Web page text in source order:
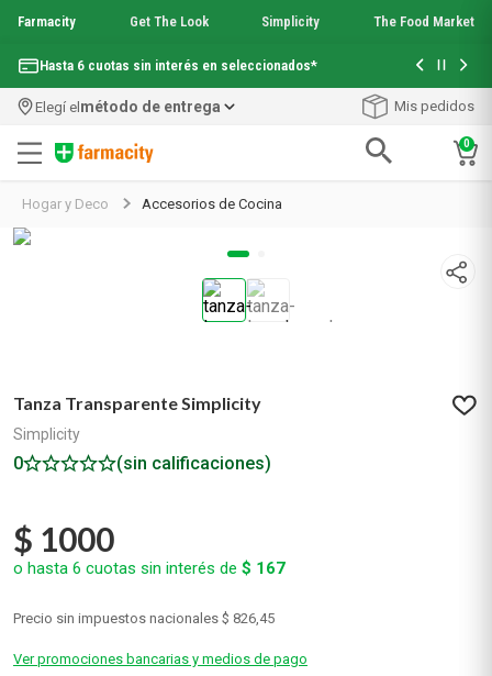
Farmacity Get The Look Simplicity The Food Market
Hasta 6 cuotas sin interés en seleccionados*
Con tu
¡Envío
Elegí elmétodo de entrega Mis pedidos
0
Hogar y Deco Accesorios de Cocina
Tanza Transparente Simplicity
Simplicity
0 (sin calificaciones)
$ 1000
o hasta 6 cuotas sin interés de $ 167
Precio sin impuestos nacionales $ 826,45
Ver promociones bancarias y medios de pago
2.
8. protector solar
9.serum elvive
10
nyx